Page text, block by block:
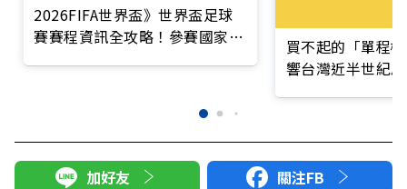
2026FIFA世界盃》世界盃足球
賽賽程資訊全攻略！參賽國家、
買不起的「單程
響台灣近半世紀
加好友 關注FB